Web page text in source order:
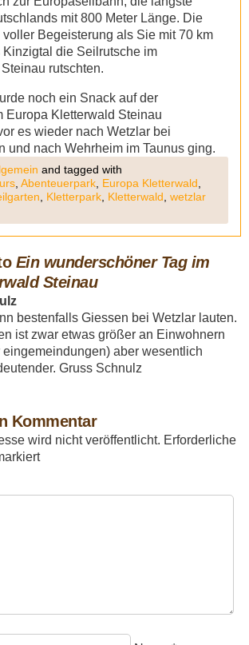
mit 800 Meter Länge. Die
Begeisterung als Sie mit 70 km
Kinzigtal die Seilrutsche im
rutschten.
noch ein Snack auf der
Europa Kletterwald Steinau
es wieder nach Wetzlar bei
und nach Wehrheim im Taunus ging.
and tagged with
Abenteuerpark Europa Kletterwald
Kletterpark Kletterwald wetzlar
Ein wunderschöner Tag im
Steinau
bestenfalls Giessen bei Wetzlar lauten.
ist zwar etwas größer an Einwohnern
eingemeindungen) aber wesentlich
Gruss Schnulz
Kommentar
wird nicht veröffentlicht. Erforderliche